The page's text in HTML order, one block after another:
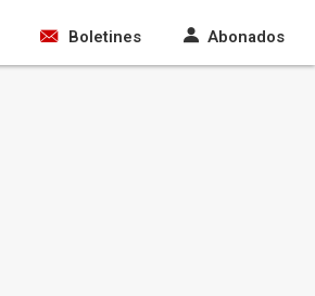
Boletines Abonados